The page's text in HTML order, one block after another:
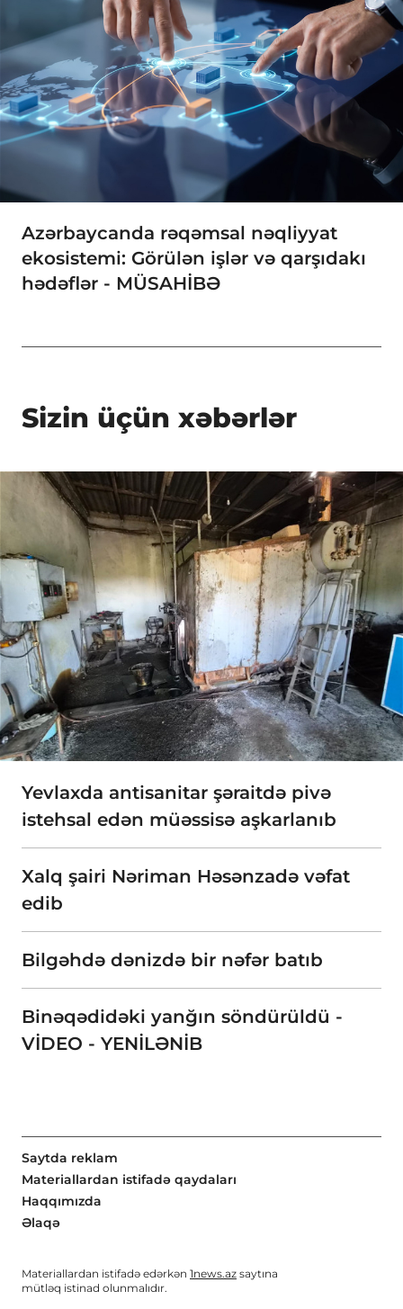
Azərbaycanda rəqəmsal nəqliyyat
ekosistemi: Görülən işlər və qarşıdakı
hədəflər - MÜSAHİBƏ
Sizin üçün xəbərlər
Yevlaxda antisanitar şəraitdə pivə
istehsal edən müəssisə aşkarlanıb
Xalq şairi Nəriman Həsənzadə vəfat
edib
Bilgəhdə dənizdə bir nəfər batıb
Binəqədidəki yanğın söndürüldü -
VİDEO - YENİLƏNİB
Saytda reklam
Materiallardan istifadə qaydaları
Haqqımızda
Əlaqə
Materiallardan istifadə edərkən 1news.az saytına
mütləq istinad olunmalıdır.